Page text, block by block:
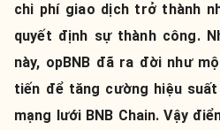
chi phí giao dịch trở thành
quyết định sự thành công.
này, opBNB đã ra đời như
tiến để tăng cường hiệu
mạng lưới BNB Chain. Vậy